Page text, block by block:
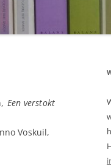
Een verstokt
Voskuil,